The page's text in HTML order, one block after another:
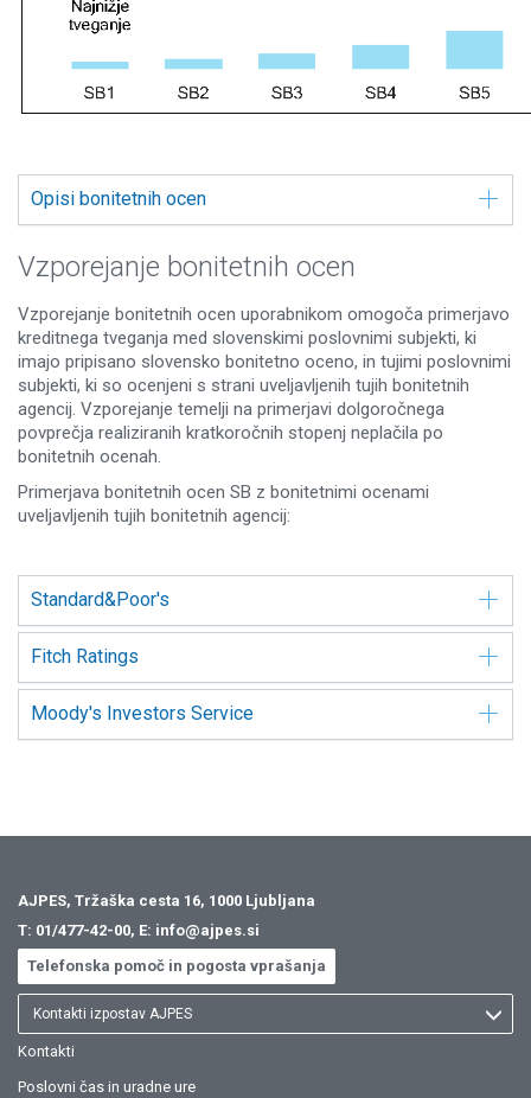
Opisi bonitetnih ocen
Vzporejanje bonitetnih ocen
Vzporejanje bonitetnih ocen uporabnikom omogoča primerjavo
kreditnega tveganja med slovenskimi poslovnimi subjekti, ki
imajo pripisano slovensko bonitetno oceno, in tujimi poslovnimi
subjekti, ki so ocenjeni s strani uveljavljenih tujih bonitetnih
agencij. Vzporejanje temelji na primerjavi dolgoročnega
povprečja realiziranih kratkoročnih stopenj neplačila po
bonitetnih ocenah.
Primerjava bonitetnih ocen SB z bonitetnimi ocenami
uveljavljenih tujih bonitetnih agencij:
Standard&Poor's
Fitch Ratings
Moody's Investors Service
AJPES, Tržaška cesta 16, 1000 Ljubljana
T: 01/477-42-00, E: info@ajpes.si
Telefonska pomoč in pogosta vprašanja
Kontakti izpostav AJPES
Kontakti
Poslovni čas in uradne ure